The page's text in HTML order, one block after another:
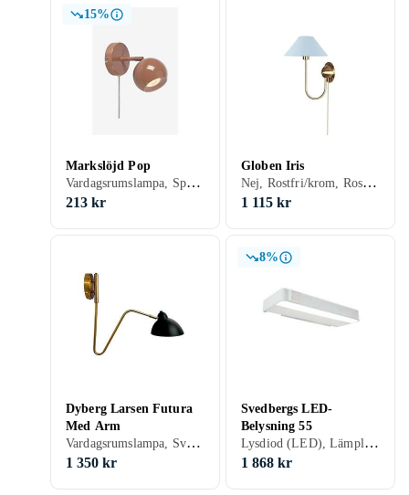
15%
Markslöjd Pop
Vardagsrumslampa, Spotlight, Aluminium, Grön, Grå/Antracit, Beige, Brun
213 kr
Globen Iris
Nej, Rostfri/krom, Rosa, Grön, Blå, Beige, Creme, Mässing, E14
1 115 kr
Dyberg Larsen Futura
Med Arm
Vardagsrumslampa, Svart, Mässing
1 350 kr
8%
Svedbergs LED-
Belysning 55
Lysdiod (LED), Lämplig för badrum, Vit, Grå/Antracit
1 868 kr